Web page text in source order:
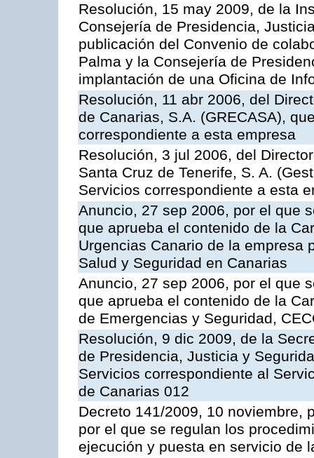
Resolución, 15 may 2009, de la
Consejería de Presidencia,
publicación del Convenio de
Palma y la Consejería de
implantación de una Oficina de
Resolución, 11 abr 2006, del
de Canarias, S.A. (GRECASA),
correspondiente a esta empresa
Resolución, 3 jul 2006, del
Santa Cruz de Tenerife, S. A.
Servicios correspondiente a esta
Anuncio, 27 sep 2006, por el que
que aprueba el contenido de la
Urgencias Canario de la empresa
Salud y Seguridad en Canarias
Anuncio, 27 sep 2006, por el que
que aprueba el contenido de la
de Emergencias y Seguridad,
Resolución, 9 dic 2009, de la
de Presidencia, Justicia y
Servicios correspondiente al
de Canarias 012
Decreto 141/2009, 10 noviembre,
por el que se regulan los
ejecución y puesta en servicio de